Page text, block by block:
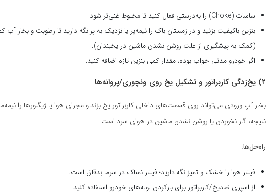
ساسات (Choke) را به‌درستی فعال کنید تا مخلوط غنی‌تر شود.
بنزین باکیفیت بزنید و در زمستان باک را نیمه‌پر یا نزدیک به پر نگه دارید تا رطوبت و بخار
(کمک به پیشگیری از علت روشن نشدن ماشین در یخبندان).
اگر خودرو مدتی خواب بوده، مقدار کمی بنزین تازه اضافه کنید.
۲) یخ‌زدگی کاربراتور و تشکیل یخ روی ونچوری/پروانه‌ها
بخار آبِ ورودی می‌تواند روی قسمت‌های داخلی کاربراتور یخ بزند و مجرای هوا یا ژیگلورها را
نتیجه، گاز نخوردن یا روشن نشدن ماشین در هوای سرد است.
راه‌حل‌ها:
فیلتر هوا را خشک و تمیز نگه دارید؛ فیلتر نمناک در سرما بدقلق است.
از اسپری ضدیخ/کاربراتور برای بازکردن لوله‌های خودرو استفاده کنید.